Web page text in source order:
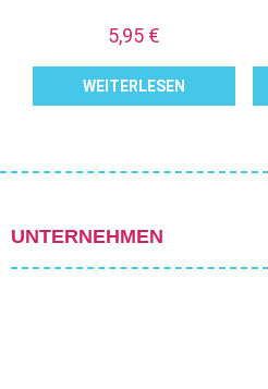
5,95 €
WEITERLESEN
UNTERNEHMEN